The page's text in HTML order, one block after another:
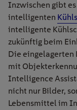
Inzwischen gibt
intelligenten
intelligente
zukünftig beim
Die eingelagerten
mit
Intelligence
nicht nur Bilder,
Lebensmittel im